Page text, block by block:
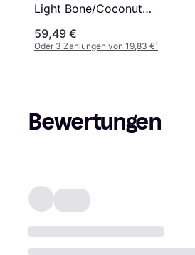
Light Bone/Coconut
Silver/Smoke Grey
59,49 €
Oder 3 Zahlungen von 19,83 €¹
Bewertungen